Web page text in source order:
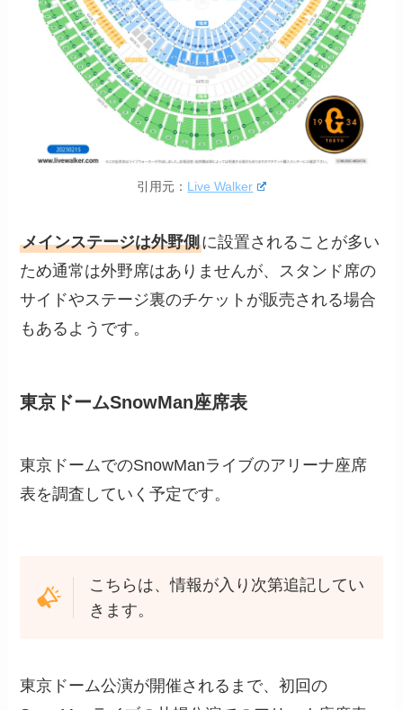
引用元： Live Walker
メインステージは外野側に設置されることが多い
ため通常は外野席はありませんが、スタンド席の
サイドやステージ裏のチケットが販売される場合
もあるようです。
東京ドームSnowMan座席表
東京ドームでのSnowManライブのアリーナ座席
表を調査していく予定です。
こちらは、情報が入り次第追記してい
きます。
東京ドーム公演が開催されるまで、初回の